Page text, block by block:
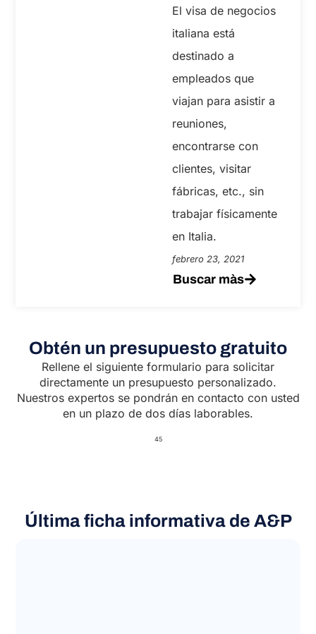
El visa de negocios
italiana está
destinado a
empleados que
viajan para asistir a
reuniones,
encontrarse con
clientes, visitar
fábricas, etc., sin
trabajar físicamente
en Italia.
febrero 23, 2021
Buscar màs
Obtén un presupuesto gratuito
Rellene el siguiente formulario para solicitar
directamente un presupuesto personalizado.
Nuestros expertos se pondrán en contacto con usted
en un plazo de dos días laborables.
45
Última ficha informativa de A&P